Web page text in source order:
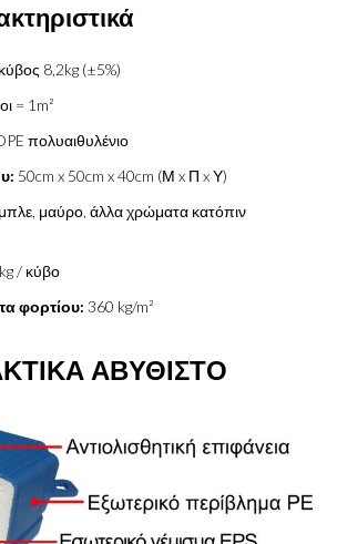
8,2kg (±5%)
= 1m²
πολυαιθυλένιο
50cm x 50cm x 40cm (Μ x Π x Υ)
μαύρο, άλλα χρώματα κατόπιν
/ κύβο
φορτίου: 360 kg/m²
ΑΒΥΘΙΣΤΟ